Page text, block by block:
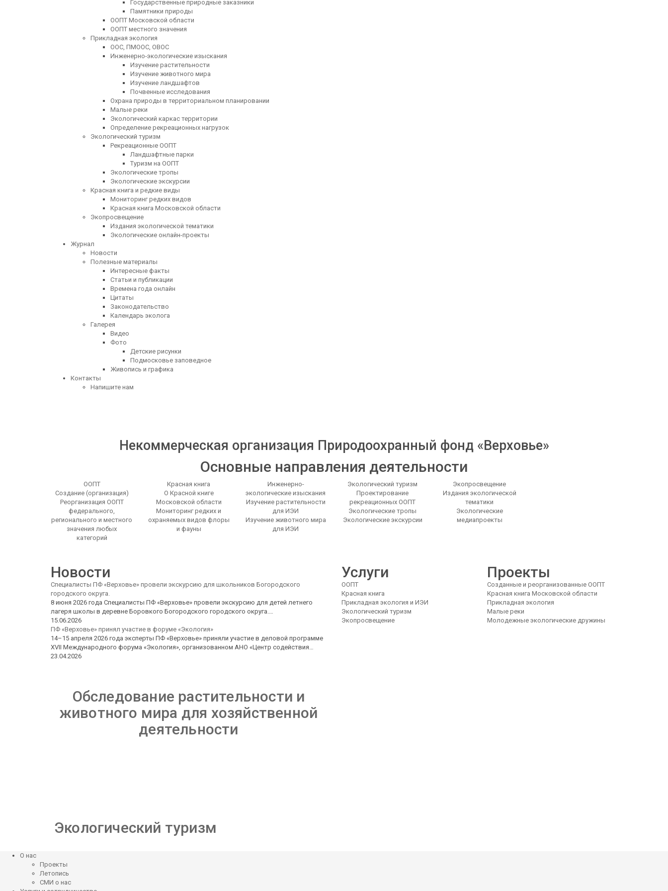
Государственные природные заказники
Памятники природы
ООПТ Московской области
ООПТ местного значения
Прикладная экология
ООС, ПМООС, ОВОС
Инженерно-экологические изыскания
Изучение растительности
Изучение животного мира
Изучение ландшафтов
Почвенные исследования
Охрана природы в территориальном планировании
Малые реки
Экологический каркас территории
Определение рекреационных нагрузок
Экологический туризм
Рекреационные ООПТ
Ландшафтные парки
Туризм на ООПТ
Экологические тропы
Экологические экскурсии
Красная книга и редкие виды
Мониторинг редких видов
Красная книга Московской области
Экопросвещение
Издания экологической тематики
Экологические онлайн-проекты
Журнал
Новости
Полезные материалы
Интересные факты
Статьи и публикации
Времена года онлайн
Цитаты
Законодательство
Календарь эколога
Галерея
Видео
Фото
Детские рисунки
Подмосковье заповедное
Живопись и графика
Контакты
Напишите нам
Некоммерческая организация Природоохранный фонд «Верховье»
Основные направления деятельности
ООПТ
Создание (организация)
Реорганизация ООПТ
федерального,
регионального и местного
значения любых
категорий
Красная книга
О Красной книге
Московской области
Мониторинг редких и
охраняемых видов флоры
и фауны
Инженерно-
экологические изыскания
Изучение растительности
для ИЭИ
Изучение животного мира
для ИЭИ
Экологический туризм
Проектирование
рекреационных ООПТ
Экологические тропы
Экологические экскурсии
Экопросвещение
Издания экологической
тематики
Экологические
медиапроекты
Новости
Специалисты ПФ «Верховье» провели экскурсию для школьников Богородского
городского округа.
8 июня 2026 года Специалисты ПФ «Верховье» провели экскурсию для детей летнего
лагеря школы в деревне Боровкого Богородского городского округа.…
15.06.2026
ПФ «Верховье» принял участие в форуме «Экология»
14–15 апреля 2026 года эксперты ПФ «Верховье» приняли участие в деловой программе
XVII Международного форума «Экология», организованном АНО «Центр содействия…
23.04.2026
Услуги
ООПТ
Красная книга
Прикладная экология и ИЭИ
Экологический туризм
Экопросвещение
Проекты
Созданные и реорганизованные ООПТ
Красная книга Московской области
Прикладная экология
Малые реки
Молодежные экологические дружины
Обследование растительности и
животного мира для хозяйственной
деятельности
Экологический туризм
О нас
Проекты
Летопись
СМИ о нас